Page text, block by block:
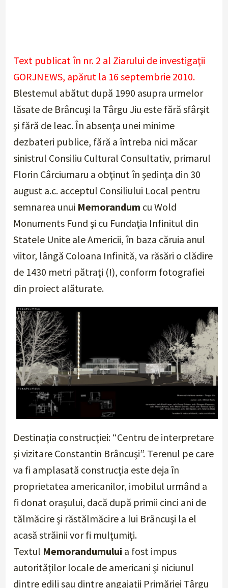
Text publicat în nr. 2 al Ziarului de investigaţii
GORJNEWS, apărut la 16 septembrie 2010.
Blestemul abătut după 1990 asupra urmelor
lăsate de Brâncuşi la Târgu Jiu este fără sfârşit
şi fără de leac. În absenţa unei minime
dezbateri publice, fără a întreba nici măcar
sinistrul Consiliu Cultural Consultativ, primarul
Florin Cârciumaru a obţinut în şedinţa din 30
august a.c. acceptul Consiliului Local pentru
semnarea unui Memorandum cu Wold
Monuments Fund şi cu Fundaţia Infinitul din
Statele Unite ale Americii, în baza căruia anul
viitor, lângă Coloana Infinită, va răsări o clădire
de 1430 metri pătraţi (!), conform fotografiei
din proiect alăturate.
Destinaţia construcţiei: “Centru de interpretare
şi vizitare Constantin Brâncuşi”. Terenul pe care
va fi amplasată construcţia este deja în
proprietatea americanilor, imobilul urmând a
fi donat oraşului, dacă după primii cinci ani de
tălmăcire şi răstălmăcire a lui Brâncuşi la el
acasă străinii vor fi mulţumiţi.
Textul Memorandumului a fost impus
autorităţilor locale de americani şi niciunul
dintre edili sau dintre angajaţii Primăriei Târgu